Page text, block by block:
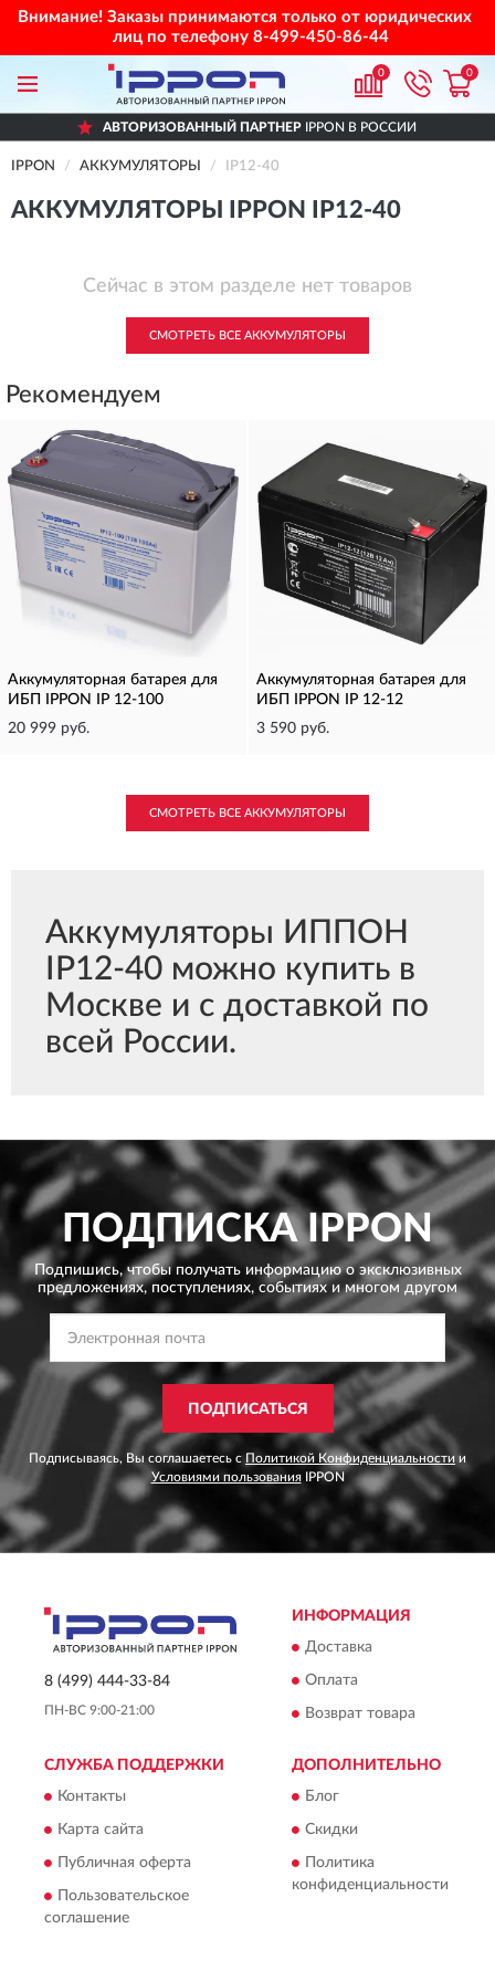
Внимание! Заказы принимаются только от юридических
лиц по телефону 8-499-450-86-44
0 0
АВТОРИЗОВАННЫЙ ПАРТНЕРIPPON В РОССИИ
IPPON АККУМУЛЯТОРЫ IP12-40
АККУМУЛЯТОРЫ IPPON IP12-40
Сейчас в этом разделе нет товаров
СМОТРЕТЬ ВСЕ АККУМУЛЯТОРЫ
Рекомендуем
Аккумуляторная батарея для
ИБП IPPON IP 12-100
20 999 руб.
Аккумуляторная батарея для
ИБП IPPON IP 12-12
3 590 руб.
СМОТРЕТЬ ВСЕ АККУМУЛЯТОРЫ
Аккумуляторы ИППОН
IP12-40 можно купить в
Москве и с доставкой по
всей России.
ПОДПИСКАIPPON
Подпишись, чтобы получать информацию о эксклюзивных
предложениях,поступлениях, событиях и многом другом
ПОДПИСАТЬСЯ
Подписываясь, Вы соглашаетесь с Политикой Конфиденциальности и
Условиями пользованияIPPON
8 (499) 444-33-84
ПН-ВС 9:00-21:00
ИНФОРМАЦИЯ
Доставка
Оплата
Возврат товара
СЛУЖБА ПОДДЕРЖКИ
Контакты
Карта сайта
Публичная оферта
Пользовательское
соглашение
ДОПОЛНИТЕЛЬНО
Блог
Скидки
Политика
конфиденциальности